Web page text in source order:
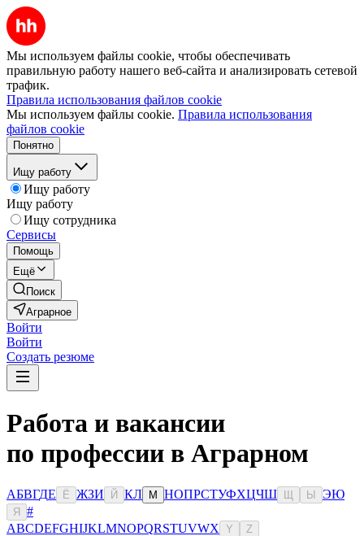
Мы используем файлы cookie, чтобы обеспечивать
правильную работу нашего веб-сайта и анализировать сетевой
трафик.
Правила использования файлов cookie
Мы используем файлы cookie. Правила использования
файлов cookie
Понятно
Ищу работу
Ищу работу
Ищу работу
Ищу сотрудника
Сервисы
Помощь
Ещё
Поиск
Аграрное
Войти
Войти
Создать резюме
Работа и вакансии
по профессии в Аграрном
АБВГДЕ Ё ЖЗИ Й КЛ М НОПРСТУФХЦЧШ Ы ЭЮ
Я
#
ABCDEFGHIJKLMNOPQRSTUVWX Y Z